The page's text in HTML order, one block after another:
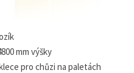
mm výšky
pro chůzi na paletách